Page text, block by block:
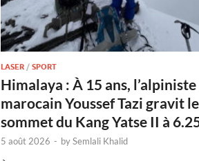
LASER /SPORT
Himalaya : À 15 ans, l’alpiniste
marocain Youssef Tazi gravit le
sommet du Kang Yatse II à
5 août 2026 - bySemlali Khalid